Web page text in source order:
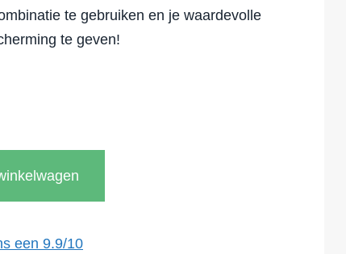
te gebruiken en je waardevolle
te geven!
een 9.9/10